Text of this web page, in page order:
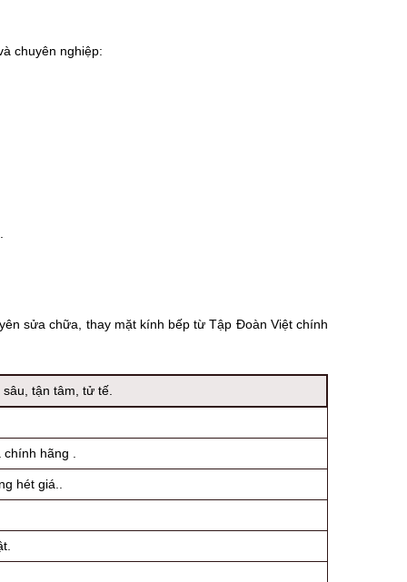
chuyên nghiệp:
sửa chữa, thay mặt kính bếp từ Tập Đoàn Việt chính
tận tâm, tử tế.
hãng .
hét giá..